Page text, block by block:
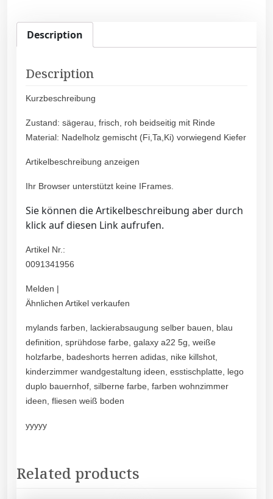
Description
Description
Kurzbeschreibung
Zustand: sägerau, frisch, roh beidseitig mit Rinde
Material: Nadelholz gemischt (Fi,Ta,Ki) vorwiegend Kiefer
Artikelbeschreibung anzeigen
Ihr Browser unterstützt keine IFrames.
Sie können die Artikelbeschreibung aber durch
klick auf diesen Link aufrufen.
Artikel Nr.:
0091341956
Melden |
Ähnlichen Artikel verkaufen
mylands farben, lackierabsaugung selber bauen, blau
definition, sprühdose farbe, galaxy a22 5g, weiße
holzfarbe, badeshorts herren adidas, nike killshot,
kinderzimmer wandgestaltung ideen, esstischplatte, lego
duplo bauernhof, silberne farbe, farben wohnzimmer
ideen, fliesen weiß boden
yyyyy
Related products